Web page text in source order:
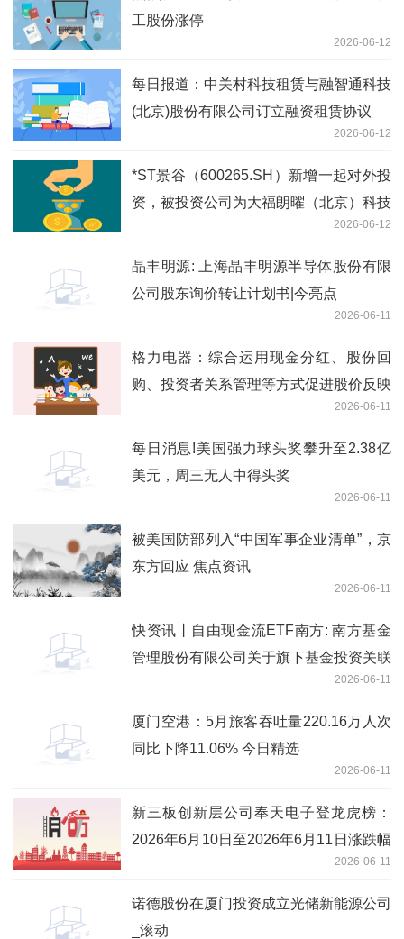
工股份涨停
2026-06-12
每日报道：中关村科技租赁与融智通科技
(北京)股份有限公司订立融资租赁协议
2026-06-12
*ST景谷（600265.SH）新增一起对外投
资，被投资公司为大福朗曜（北京）科技
2026-06-12
晶丰明源: 上海晶丰明源半导体股份有限
公司股东询价转让计划书|今亮点
2026-06-11
格力电器：综合运用现金分红、股份回
购、投资者关系管理等方式促进股价反映
2026-06-11
每日消息!美国强力球头奖攀升至2.38亿
美元，周三无人中得头奖
2026-06-11
被美国防部列入“中国军事企业清单”，京
东方回应 焦点资讯
2026-06-11
快资讯丨自由现金流ETF南方: 南方基金
管理股份有限公司关于旗下基金投资关联
方承销可转换公司债券的关联交易公告
2026-06-11
厦门空港：5月旅客吞吐量220.16万人次
同比下降11.06% 今日精选
2026-06-11
新三板创新层公司奉天电子登龙虎榜：
2026年6月10日至2026年6月11日涨跌幅
2026-06-11
诺德股份在厦门投资成立光储新能源公司
_滚动